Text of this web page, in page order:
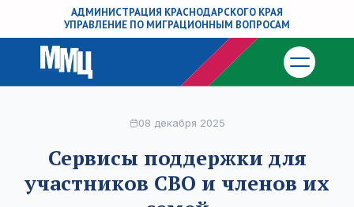
АДМИНИСТРАЦИЯ КРАСНОДАРСКОГО КРАЯ
УПРАВЛЕНИЕ ПО МИГРАЦИОННЫМ ВОПРОСАМ
08 декабря 2025
Сервисы поддержки для
участников СВО и членов их